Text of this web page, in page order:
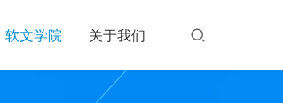
软文学院 关于我们